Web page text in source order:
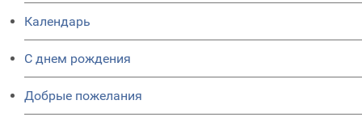
Календарь
C днем рождения
Добрые пожелания